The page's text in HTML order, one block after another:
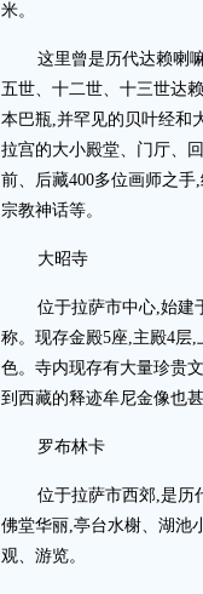
米。
这里曾是历代达赖喇
五世、十二世、十三世达
本巴瓶,并罕见的贝叶经和
拉宫的大小殿堂、门厅、
前、后藏400多位画师之手
宗教神话等。
大昭寺
位于拉萨市中心,始建
称。现存金殿5座,主殿4层
色。寺内现存有大量珍贵
到西藏的释迹牟尼金像也甚
罗布林卡
位于拉萨市西郊,是历
佛堂华丽,亭台水榭、湖池
观、游览。